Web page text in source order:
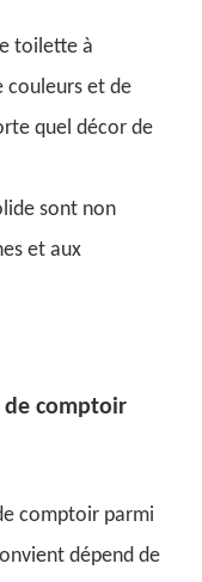
toilette à
couleurs et de
quel décor de
sont non
et aux
de comptoir
comptoir parmi
dépend de